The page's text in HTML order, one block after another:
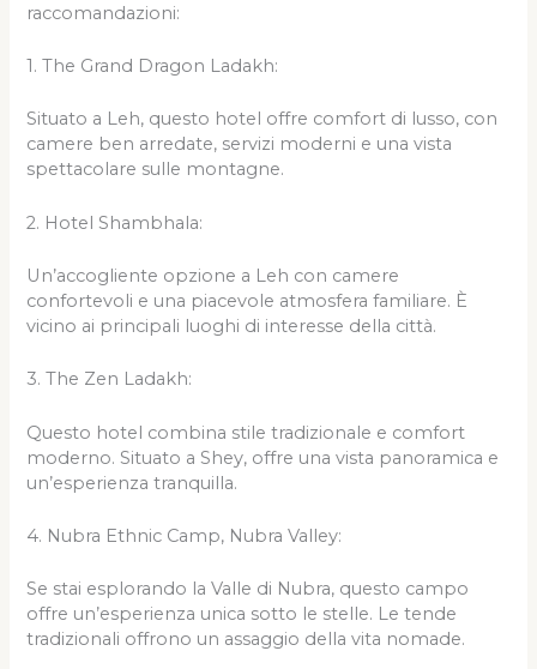
raccomandazioni:
1. The Grand Dragon Ladakh:
Situato a Leh, questo hotel offre comfort di lusso, con
camere ben arredate, servizi moderni e una vista
spettacolare sulle montagne.
2. Hotel Shambhala:
Un’accogliente opzione a Leh con camere
confortevoli e una piacevole atmosfera familiare. È
vicino ai principali luoghi di interesse della città.
3. The Zen Ladakh:
Questo hotel combina stile tradizionale e comfort
moderno. Situato a Shey, offre una vista panoramica e
un’esperienza tranquilla.
4. Nubra Ethnic Camp, Nubra Valley:
Se stai esplorando la Valle di Nubra, questo campo
offre un’esperienza unica sotto le stelle. Le tende
tradizionali offrono un assaggio della vita nomade.